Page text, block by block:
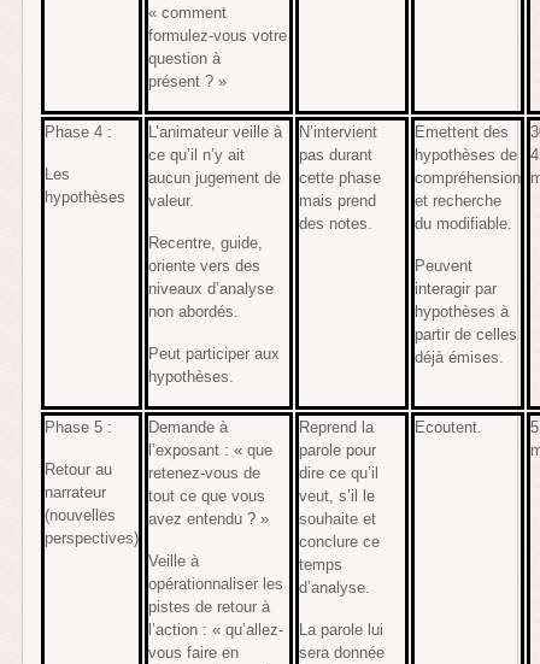
« comment
formulez-vous votre
question à
présent ? »
Phase 4 :
Les
hypothèses
L’animateur veille à
ce qu’il n’y ait
aucun jugement de
valeur.
Recentre, guide,
oriente vers des
niveaux d’analyse
non abordés.
Peut participer aux
hypothèses.
N’intervient
pas durant
cette phase
mais prend
des notes.
Emettent des
hypothèses de
compréhension
et recherche
du modifiable.
Peuvent
interagir par
hypothèses à
partir de celles
déjà émises.
Phase 5 :
Retour au
narrateur
(nouvelles
perspectives)
Demande à
l’exposant : « que
retenez-vous de
tout ce que vous
avez entendu ? »
Veille à
opérationnaliser les
pistes de retour à
l’action : « qu’allez-
vous faire en
Reprend la
parole pour
dire ce qu’il
veut, s’il le
souhaite et
conclure ce
temps
d’analyse.
La parole lui
sera donnée
Ecoutent.